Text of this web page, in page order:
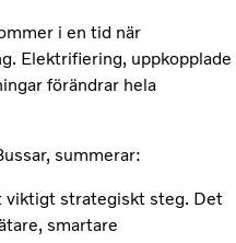
i en tid när
Elektrifiering, uppkopplade
förändrar hela
summerar:
viktigt strategiskt steg. Det
smartare